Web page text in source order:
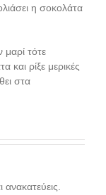
η σοκολάτα
μαρί τότε
ρίξε μερικές
στα